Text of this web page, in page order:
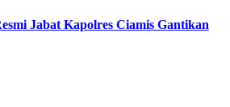
Jabat Kapolres Ciamis Gantikan